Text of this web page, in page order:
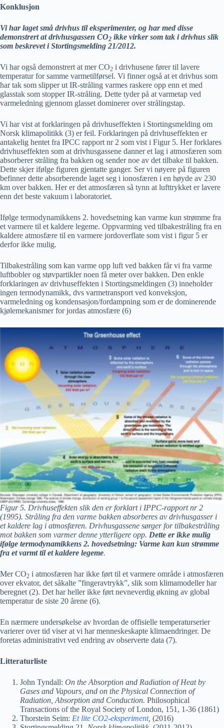
Konklusjon
Vi har laget små drivhus til eksperimenter, og har med disse
demonstrert at drivhusgassen CO2 ikke virker som tak i drivhus slik
som beskrevet i Stortingsmelding 21/2012.
Vi har også demonstrert at mer CO2 i drivhusene fører til lavere
temperatur for samme varmetilførsel. Vi finner også at et drivhus som
har tak som slipper ut IR-stråling varmes raskere opp enn et med
glasstak som stopper IR-stråling. Dette tyder på at varmetap ved
varmeledning gjennom glasset dominerer over strålingstap.
Vi har vist at forklaringen på drivhuseffekten i Stortingsmelding om
Norsk klimapolitikk (3) er feil. Forklaringen på drivhuseffekten er
antakelig hentet fra IPCC rapport nr 2 som vist i Figur 5. Her forklares
drivhuseffekten som at drivhusgassene danner et lag i atmosfæren som
absorberer stråling fra bakken og sender noe av det tilbake til bakken.
Dette skjer ifølge figuren gjentatte ganger. Ser vi nøyere på figuren
befinner dette absorberende laget seg i ionosfæren i en høyde av 230
km over bakken. Her er det atmosfæren så tynn at lufttrykket er lavere
enn det beste vakuum i laboratoriet.
Ifølge termodynamikkens 2. hovedsetning kan varme kun strømme fra
et varmere til et kaldere legeme. Oppvarming ved tilbakestråling fra en
kaldere atmosfære til en varmere jordoverflate som vist i figur 5 er
derfor ikke mulig.
Tilbakestråling som kan varme opp luft ved bakken får vi fra varme
luftbobler og støvpartikler noen få meter over bakken. Den enkle
forklaringen av drivhuseffekten i Stortingsmeldingen (3) inneholder
ingen termodynamikk, dvs varmetransport ved konveksjon,
varmeledning og kondensasjon/fordampning som er de dominerende
kjølemekanismer for jordas atmosfære (6)
Figur 5. Drivhuseffekten slik den er forklart i IPPC-rapport nr 2
(1995). Stråling fra den varme bakken absorberes av drivhusgasser i
et kaldere lag i atmosfæren. Drivhusgassene sørger for tilbakestråling
mot bakken som varmer denne ytterligere opp. Dette er ikke mulig
ifølge termodynamikkens 2. hovedsetning: Varme kan kun strømme
fra et varmt til et kaldere legeme.
Mer CO2 i atmosfæren har ikke ført til et varmere område i atmosfæren
over ekvator, det såkalte ”fingeravtrykk”, slik som klimamodeller har
beregnet (2). Det har heller ikke ført nevneverdig økning av global
temperatur de siste 20 årene (6).
En nærmere undersøkelse av hvordan de offisielle temperaturserier
varierer over tid viser at vi har menneskeskapte klimaendringer. De
foretas administrativt ved endring av observerte data (7).
Litteraturliste
John Tyndall: On the Absorption and Radiation of Heat by
Gases and Vapours, and on the Physical Connection of
Radiation, Absorption and Conduction. Philosophical
Transactions of the Royal Society of London, 151, 1-36 (1861)
Thorstein Seim: Et lite CO2-eksperiment, (2016)